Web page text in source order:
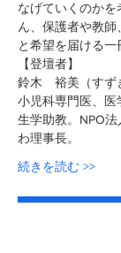
なげていくのかを
ん、保護者や教
と希望を届ける一
【登壇者】
鈴木　裕美（すず
小児科専門医、医
生学助教。NPO
わ理事長。
続きを読む >>